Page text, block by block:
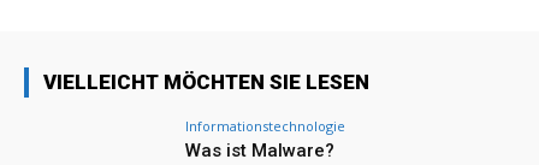
VIELLEICHT MÖCHTEN SIE LESEN
Informationstechnologie
Was ist Malware?